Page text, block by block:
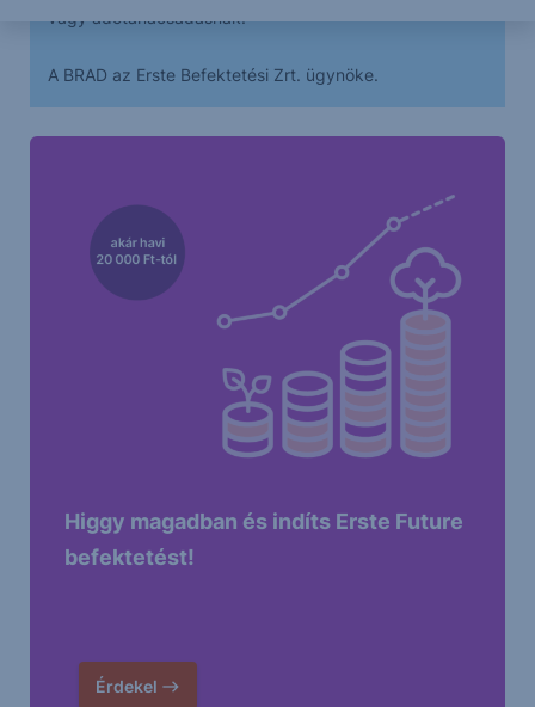
vagy adótanácsadásnak.
A BRAD az Erste Befektetési Zrt. ügynöke.
Higgy magadban és indíts Erste Future
befektetést!
Érdekel